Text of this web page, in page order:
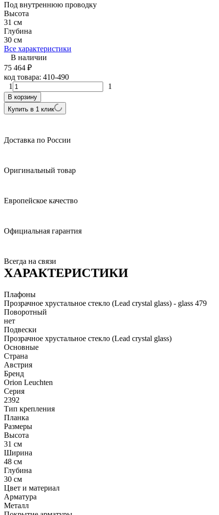
Под внутреннюю проводку
Высота
31 см
Глубина
30 см
Все характеристики
В наличии
75 464 ₽
код товара: 410-490
1
1
В корзину
Купить в 1 клик
Доставка по России
Оригинальный товар
Европейское качество
Официальная гарантия
Всегда на связи
ХАРАКТЕРИСТИКИ
Плафоны
Прозрачное хрустальное стекло (Lead crystal glass) - glass 479
Поворотный
нет
Подвески
Прозрачное хрустальное стекло (Lead crystal glass)
Основные
Страна
Австрия
Бренд
Orion Leuchten
Серия
2392
Тип крепления
Планка
Размеры
Высота
31 см
Ширина
48 см
Глубина
30 см
Цвет и материал
Арматура
Металл